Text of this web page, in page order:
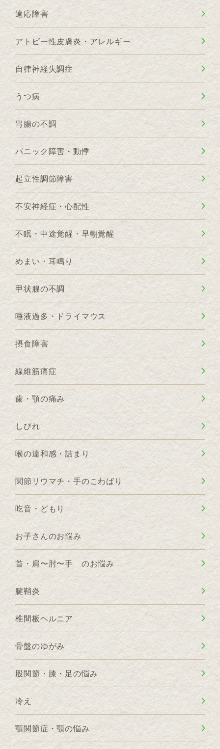
適応障害
アトピー性皮膚炎・アレルギー
自律神経失調症
うつ病
胃腸の不調
パニック障害・動悸
起立性調節障害
不安神経症・心配性
不眠・中途覚醒・早朝覚醒
めまい・耳鳴り
甲状腺の不調
唾液過多・ドライマウス
摂食障害
線維筋痛症
歯・顎の痛み
しびれ
喉の違和感・詰まり
関節リウマチ・手のこわばり
吃音・どもり
お子さんのお悩み
首・肩〜肘〜手 のお悩み
腱鞘炎
椎間板ヘルニア
骨盤のゆがみ
股関節・膝・足の悩み
冷え
顎関節症・顎の悩み